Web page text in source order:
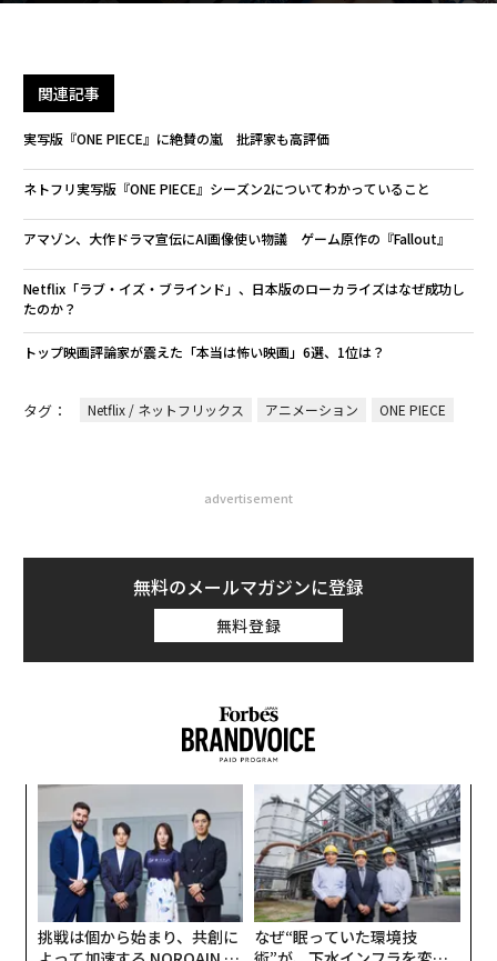
関連記事
実写版『ONE PIECE』に絶賛の嵐 批評家も高評価
ネトフリ実写版『ONE PIECE』シーズン2についてわかっていること
アマゾン、大作ドラマ宣伝にAI画像使い物議 ゲーム原作の『Fallout』
Netflix「ラブ・イズ・ブラインド」、日本版のローカライズはなぜ成功し
たのか？
トップ映画評論家が震えた「本当は怖い映画」6選、1位は？
タグ： Netflix / ネットフリックス アニメーション ONE PIECE
advertisement
無料のメールマガジンに登録
無料登録
挑戦は個から始まり、共創に
なぜ“眠っていた環境技